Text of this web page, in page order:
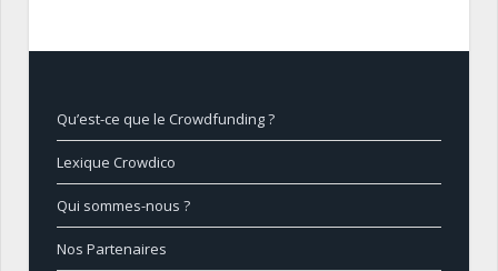
Qu’est-ce que le Crowdfunding ?
Lexique Crowdico
Qui sommes-nous ?
Nos Partenaires